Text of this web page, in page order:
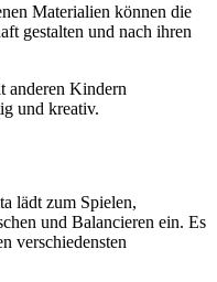
Materialien können die
gestalten und nach ihren
anderen Kindern
und kreativ.
lädt zum Spielen,
und Balancieren ein. Es
verschiedensten